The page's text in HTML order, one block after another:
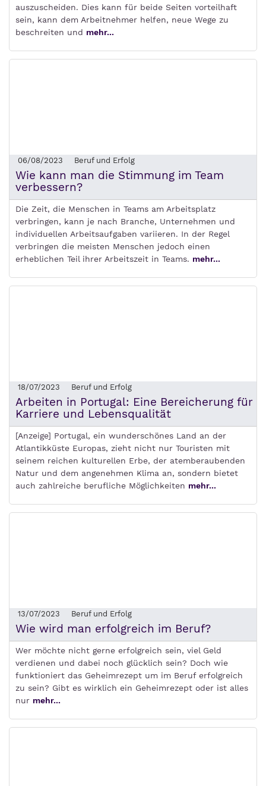
auszuscheiden. Dies kann für beide Seiten vorteilhaft
sein, kann dem Arbeitnehmer helfen, neue Wege zu
beschreiten und mehr...
06/08/2023 Beruf und Erfolg
Wie kann man die Stimmung im Team
verbessern?
Die Zeit, die Menschen in Teams am Arbeitsplatz
verbringen, kann je nach Branche, Unternehmen und
individuellen Arbeitsaufgaben variieren. In der Regel
verbringen die meisten Menschen jedoch einen
erheblichen Teil ihrer Arbeitszeit in Teams. mehr...
18/07/2023 Beruf und Erfolg
Arbeiten in Portugal: Eine Bereicherung für
Karriere und Lebensqualität
[Anzeige] Portugal, ein wunderschönes Land an der
Atlantikküste Europas, zieht nicht nur Touristen mit
seinem reichen kulturellen Erbe, der atemberaubenden
Natur und dem angenehmen Klima an, sondern bietet
auch zahlreiche berufliche Möglichkeiten mehr...
13/07/2023 Beruf und Erfolg
Wie wird man erfolgreich im Beruf?
Wer möchte nicht gerne erfolgreich sein, viel Geld
verdienen und dabei noch glücklich sein? Doch wie
funktioniert das Geheimrezept um im Beruf erfolgreich
zu sein? Gibt es wirklich ein Geheimrezept oder ist alles
nur mehr...